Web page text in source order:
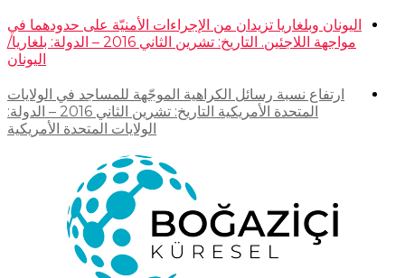
اليونان وبلغاريا تزيدان من الإجراءات الأمنيّة على حدودهما في
مواجهة اللاجئين. التاريخ: تشرين الثاني 2016 – الدولة: بلغاريا/
اليونان
ارتفاع نسبة رسائل الكراهية الموجّهة للمساجد في الولايات
المتحدة الأمريكية التاريخ: تشرين الثاني 2016 – الدولة:
الولايات المتحدة الأمريكية